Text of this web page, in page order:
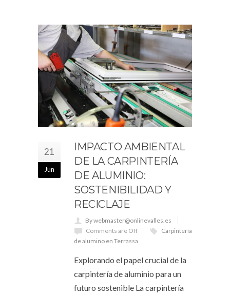
21
Jun
IMPACTO AMBIENTAL
DE LA CARPINTERÍA
DE ALUMINIO:
SOSTENIBILIDAD Y
RECICLAJE
By webmaster@onlinevalles.es
Comments are Off
Carpintería
de alumino en Terrassa
Explorando el papel crucial de la
carpintería de aluminio para un
futuro sostenible La carpintería